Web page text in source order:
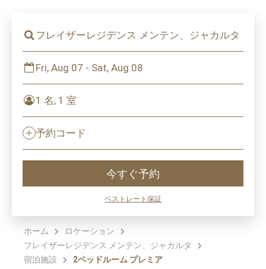
フレイザーレジデンス メンテン、ジャカルタ
Fri, Aug 07 - Sat, Aug 08
1 名, 1 室
予約コード
今すぐ予約
ベストレート保証
ホーム
ロケーション
フレイザーレジデンス メンテン、ジャカルタ
宿泊施設
2ベッドルーム プレミア